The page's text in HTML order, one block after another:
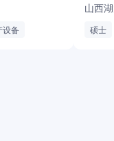
设备
山西
硕士